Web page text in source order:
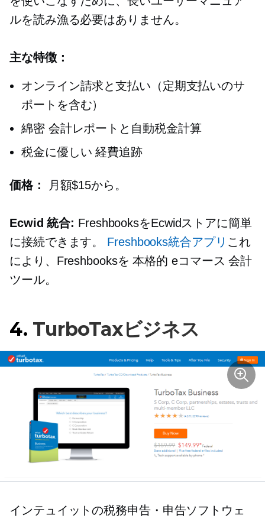
ルを読み漁る必要はありません。
主な特徴：
オンライン請求と支払い（定期支払いのサ
ポートを含む）
綿密会計レポートと自動税金計算
税金に優しい 経費追跡
価格： 月額$15から。
Ecwid 統合: FreshbooksをEcwidストアに簡単
に接続できます。 Freshbooks統合アプリ これ
により、Freshbooksを本格的 eコマース 会計
ツール。
4. TurboTaxビジネス
インテュイットの税務申告・申告ソフトウェ